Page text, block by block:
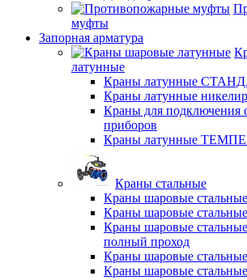
муфты
Запорная арматура
латунные
Краны латунные
Краны латунные
Краны для подключения
приборов
Краны латунные
Краны стальные
Краны шаровые
Краны шаровые
Краны шаровые
полный проход
Краны шаровые
Краны шаровые